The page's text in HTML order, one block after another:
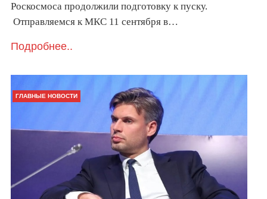
Роскосмоса продолжили подготовку к пуску.
Отправляемся к МКС 11 сентября в…
Подробнее..
ГЛАВНЫЕ НОВОСТИ